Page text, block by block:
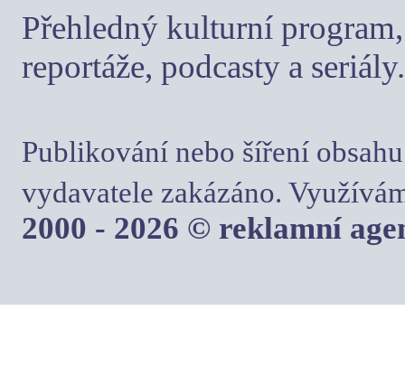
Přehledný kulturní
reportáže, podcasty a seriály.
Publikování nebo šíření
vydavatele zakázáno.
2000 - 2026 © reklamní